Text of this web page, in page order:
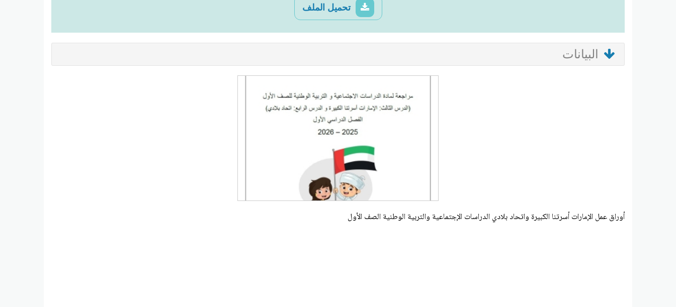
تحميل الملف
البيانات
أوراق عمل الإمارات أسرتنا الكبيرة واتحاد بلادي الدراسات الإجتماعية والتربية الوطنية الصف الأول